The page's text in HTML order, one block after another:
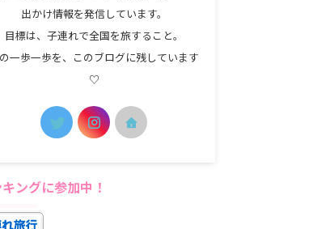
出かけ情報を発信しています。
目標は、子連れで全国を旅すること。
一歩一歩を、このブログに残しています
♡
ングに参加中！